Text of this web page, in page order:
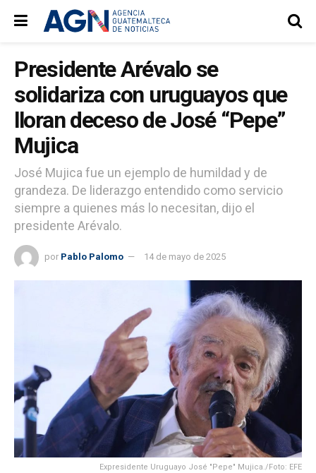
Presidente Arévalo se
solidariza con uruguayos que
lloran deceso de José “Pepe”
Mujica
José Mujica fue un ejemplo de humildad y de
grandeza. De liderazgo entendido como servicio
siempre a quienes más lo necesitan, dijo el
presidente Arévalo.
por Pablo Palomo 14 de mayo de 2025
Expresidente Uruguayo José "Pepe" Mujica./Foto: EFE